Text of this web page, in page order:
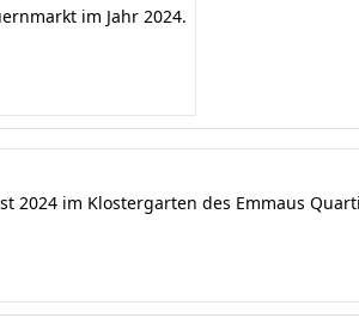
im Jahr 2024.
2024 im Klostergarten des Emmaus